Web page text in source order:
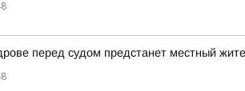
перед судом предстанет местный